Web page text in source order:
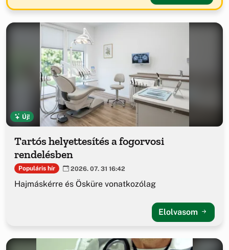
Új!
Tartós helyettesítés a fogorvosi
rendelésben
Populáris hír 2026. 07. 31 16:42
Hajmáskérre és Ösküre vonatkozólag
Elolvasom